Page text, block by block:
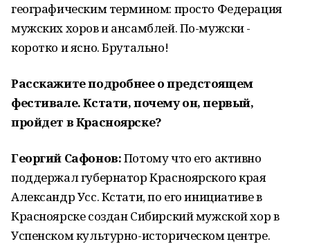
географическим термином: просто Федерация
мужских хоров и ансамблей. По-мужски -
коротко и ясно. Брутально!
Расскажите подробнее о предстоящем
фестивале. Кстати, почему он, первый,
пройдет в Красноярске?
Георгий Сафонов:Потому что его активно
поддержал губернатор Красноярского края
Александр Усс. Кстати, по его инициативе в
Красноярске создан Сибирский мужской хор в
Успенском культурно-историческом центре.